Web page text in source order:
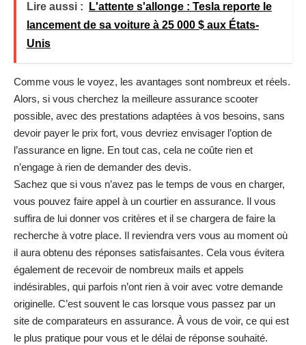
Lire aussi :
L'attente s'allonge : Tesla reporte le
lancement de sa voiture à 25 000 $ aux États-
Unis
Comme vous le voyez, les avantages sont nombreux et réels.
Alors, si vous cherchez la meilleure assurance scooter
possible, avec des prestations adaptées à vos besoins, sans
devoir payer le prix fort, vous devriez envisager l’option de
l’assurance en ligne. En tout cas, cela ne coûte rien et
n’engage à rien de demander des devis.
Sachez que si vous n’avez pas le temps de vous en charger,
vous pouvez faire appel à un courtier en assurance. Il vous
suffira de lui donner vos critères et il se chargera de faire la
recherche à votre place. Il reviendra vers vous au moment où
il aura obtenu des réponses satisfaisantes. Cela vous évitera
également de recevoir de nombreux mails et appels
indésirables, qui parfois n’ont rien à voir avec votre demande
originelle. C’est souvent le cas lorsque vous passez par un
site de comparateurs en assurance. À vous de voir, ce qui est
le plus pratique pour vous et le délai de réponse souhaité.